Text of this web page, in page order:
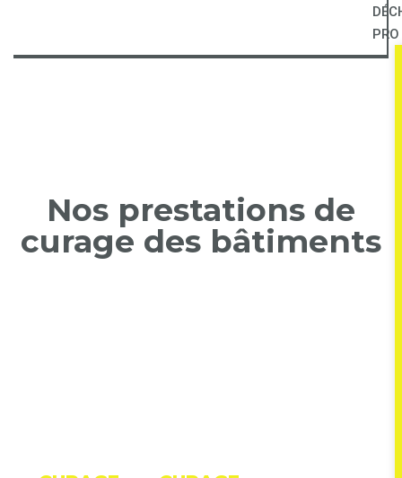
PRO
Nos prestations de
curage des bâtiments